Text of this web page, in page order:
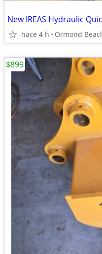
New IREAS Hydraulic
hace 4 h Ormond
$899